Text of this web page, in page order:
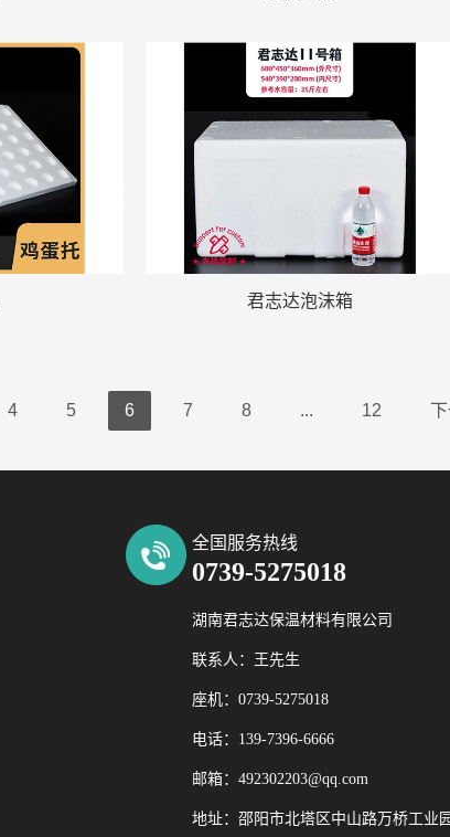
君志达泡沫箱
4 5 6 7 8 ... 12
全国服务热线
湖南君志达保温材料有限公司
联系人：王先生
座机：0739-5275018
电话：139-7396-6666
邮箱：492302203@qq.com
地址：邵阳市北塔区中山路万桥工业
0739-5275018